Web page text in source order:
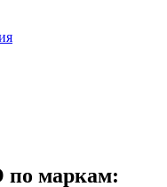
по маркам: